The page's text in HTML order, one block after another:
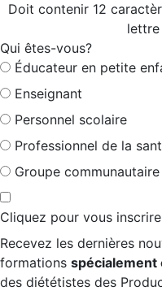
Doit contenir 12
Qui êtes-vous?
Éducateur en petite
Enseignant
Personnel scolaire
Professionnel de la
Groupe communautaire
Cliquez pour vous
Recevez les dernières
formations spécialement
des diététistes des